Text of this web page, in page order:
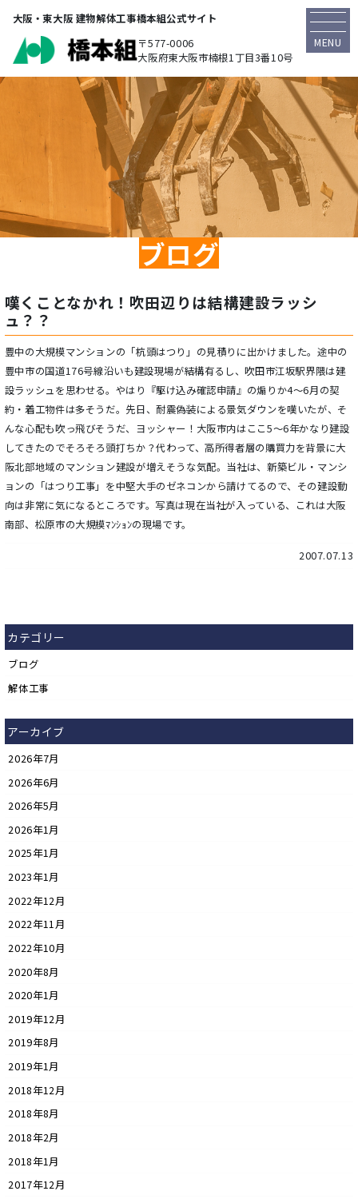
大阪・東大阪 建物解体工事橋本組公式サイト
〒577-0006
大阪府東大阪市楠根1丁目3番10号
MENU
ブログ
嘆くことなかれ！吹田辺りは結構建設ラッシ
ュ？？
豊中の大規模マンションの「杭頭はつり」の見積りに出かけました。途中の
豊中市の国道176号線沿いも建設現場が結構有るし、吹田市江坂駅界隈は建
設ラッシュを思わせる。やはり『駆け込み確認申請』の煽りか4～6月の契
約・着工物件は多そうだ。先日、耐震偽装による景気ダウンを嘆いたが、そ
んな心配も吹っ飛びそうだ、ヨッシャー！大阪市内はここ5～6年かなり建設
してきたのでそろそろ頭打ちか？代わって、高所得者層の購買力を背景に大
阪北部地域のマンション建設が増えそうな気配。当社は、新築ビル・マンシ
ョンの「はつり工事」を中堅大手のゼネコンから請けてるので、その建設動
向は非常に気になるところです。写真は現在当社が入っている、これは大阪
南部、松原市の大規模ﾏﾝｼｮﾝの現場です。
2007.07.13
カテゴリー
ブログ
解体工事
アーカイブ
2026年7月
2026年6月
2026年5月
2026年1月
2025年1月
2023年1月
2022年12月
2022年11月
2022年10月
2020年8月
2020年1月
2019年12月
2019年8月
2019年1月
2018年12月
2018年8月
2018年2月
2018年1月
2017年12月